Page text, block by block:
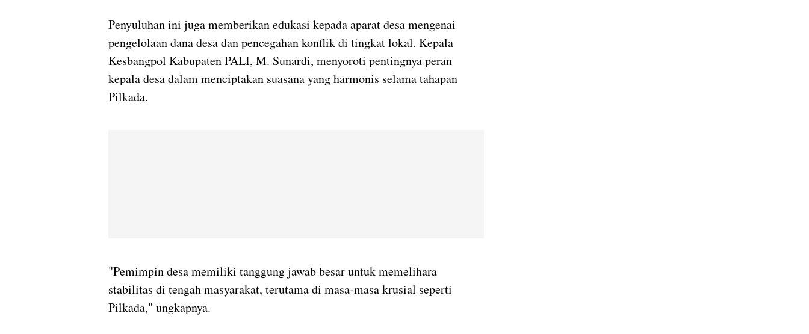
Penyuluhan ini juga memberikan edukasi kepada aparat desa mengenai
pengelolaan dana desa dan pencegahan konflik di tingkat lokal. Kepala
Kesbangpol Kabupaten PALI, M. Sunardi, menyoroti pentingnya peran
kepala desa dalam menciptakan suasana yang harmonis selama tahapan
Pilkada.
"Pemimpin desa memiliki tanggung jawab besar untuk memelihara
stabilitas di tengah masyarakat, terutama di masa-masa krusial seperti
Pilkada," ungkapnya.